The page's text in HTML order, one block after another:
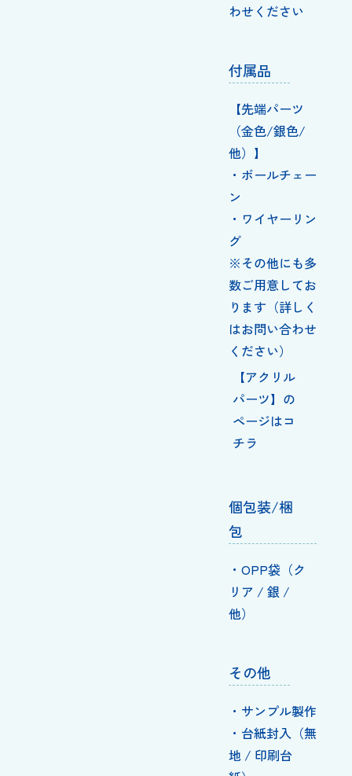
わせください
付属品
【先端パーツ
（金色/銀色/
他）】
・ボールチェー
ン
・ワイヤーリン
グ
※その他にも多
数ご用意してお
ります（詳しく
はお問い合わせ
ください）
【アクリル
パーツ】の
ページはコ
チラ
個包装/梱
包
・OPP袋（ク
リア / 銀 /
他）
その他
・サンプル製作
・台紙封入（無
地 / 印刷台